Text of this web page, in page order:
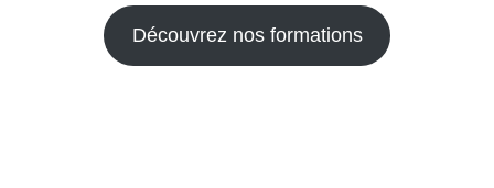
Découvrez nos formations